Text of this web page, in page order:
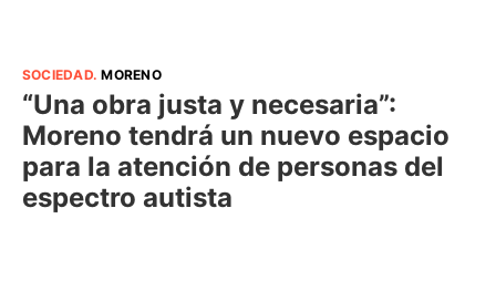
SOCIEDAD.MORENO
“Una obra justa y necesaria”:
Moreno tendrá un nuevo espacio
para la atención de personas del
espectro autista